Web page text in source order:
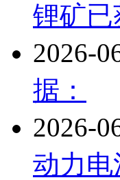
锂矿
2026-
据：
2026-
动力